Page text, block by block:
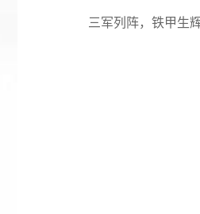
三军列阵，铁甲生辉